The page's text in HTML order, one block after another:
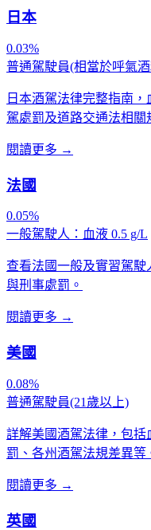
日本
0.03%
普通駕駛員(相當於呼氣
日本酒駕法律完整指南
駕處罰及道路交通法相關
閱讀更多 →
法國
0.05%
一般駕駛人：血液 0.5 g/L
查看法國一般及實習駕
與刑事處罰。
閱讀更多 →
美國
0.08%
普通駕駛員(21歲以上)
詳解美國酒駕法律，包括
罰、各州酒駕法規差異等
閱讀更多 →
英國